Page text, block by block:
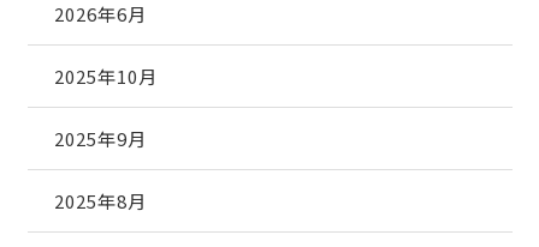
2026年6月
2025年10月
2025年9月
2025年8月